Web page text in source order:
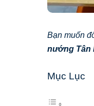
Bạn muốn
nướng Tân
Mục Lục